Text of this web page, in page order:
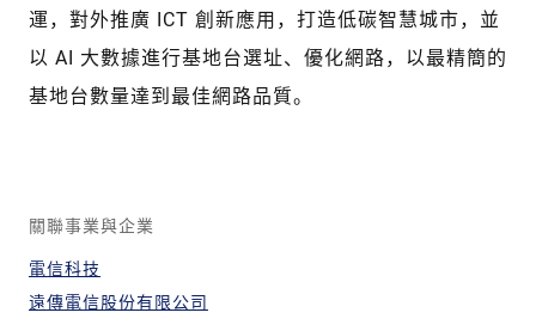
運，對外推廣 ICT 創新應用，打造低碳智慧城市，並
以 AI 大數據進行基地台選址、優化網路，以最精簡的
基地台數量達到最佳網路品質。
關聯事業與企業
電信科技
遠傳電信股份有限公司